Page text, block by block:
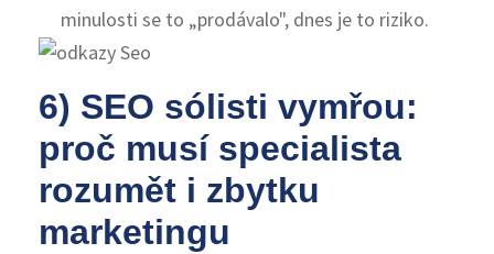
minulosti se to „prodávalo", dnes je to riziko.
6) SEO sólisti vymřou:
proč musí specialista
rozumět i zbytku
marketingu